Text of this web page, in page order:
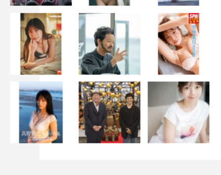
©STUDIO DRAGON CORPORATION
©フジテレビ
大倉忠義 小関裕太 広瀬アリス
知ってるワイフ